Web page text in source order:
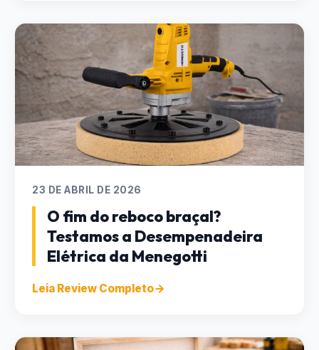
23 DE ABRIL DE 2026
O fim do reboco braçal?
Testamos a Desempenadeira
Elétrica da Menegotti
Leia Review Completo